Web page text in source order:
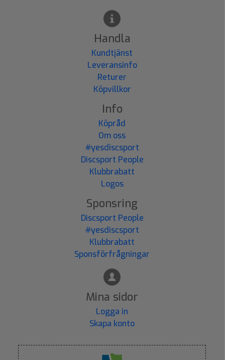
Handla
Kundtjänst
Leveransinfo
Returer
Köpvillkor
Info
Köpråd
Om oss
#yesdiscsport
Discsport People
Klubbrabatt
Logos
Sponsring
Discsport People
#yesdiscsport
Klubbrabatt
Sponsförfrågningar
Mina sidor
Logga in
Skapa konto